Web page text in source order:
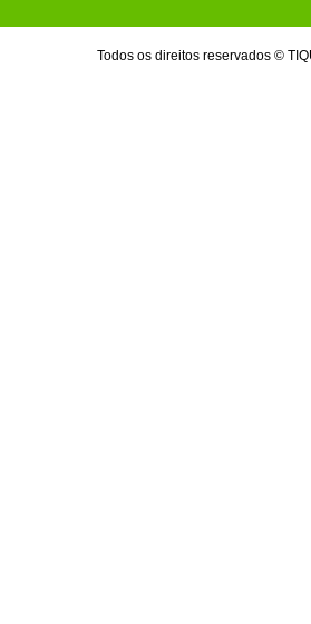
Todos os direitos reservados ©